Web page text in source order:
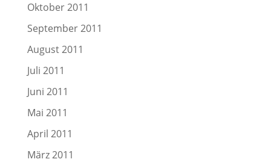
Oktober 2011
September 2011
August 2011
Juli 2011
Juni 2011
Mai 2011
April 2011
März 2011